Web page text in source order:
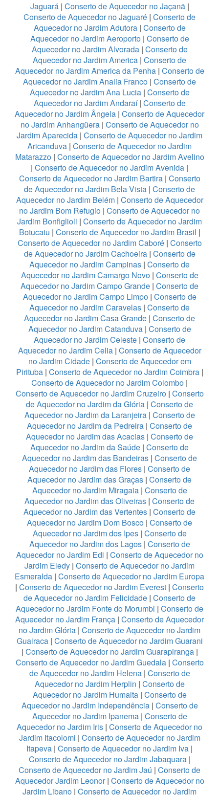
Jaguará| Conserto de Aquecedor no Jaçanã|
Conserto de Aquecedor no Jaguaré | Conserto de
Aquecedor no Jardim Adutora| Conserto de
Aquecedor no Jardim Aeroporto| Conserto de
Aquecedor no Jardim Alvorada| Conserto de
Aquecedor no Jardim America | Conserto de
Aquecedor no Jardim America da Penha| Conserto de
Aquecedor no Jardim Analia Franco | Conserto de
Aquecedor no Jardim Ana Lucia| Conserto de
Aquecedor no Jardim Andaraí| Conserto de
Aquecedor no Jardim Ângela | Conserto de Aquecedor
no Jardim Anhangüera| Conserto de Aquecedor no
Jardim Aparecida | Conserto de Aquecedor no Jardim
Aricanduva | Conserto de Aquecedor no Jardim
Matarazzo| Conserto de Aquecedor no Jardim Avelino
| Conserto de Aquecedor no Jardim Avenida |
Conserto de Aquecedor no Jardim Bartira| Conserto
de Aquecedor no Jardim Bela Vista | Conserto de
Aquecedor no Jardim Belém| Conserto de Aquecedor
no Jardim Bom Refugio | Conserto de Aquecedor no
Jardim Bonfiglioli | Conserto de Aquecedor no Jardim
Botucatu | Conserto de Aquecedor no Jardim Brasil |
Conserto de Aquecedor no Jardim Caboré| Conserto
de Aquecedor no Jardim Cachoeira| Conserto de
Aquecedor no Jardim Campinas | Conserto de
Aquecedor no Jardim Camargo Novo| Conserto de
Aquecedor no Jardim Campo Grande | Conserto de
Aquecedor no Jardim Campo Limpo| Conserto de
Aquecedor no Jardim Caravelas | Conserto de
Aquecedor no Jardim Casa Grande | Conserto de
Aquecedor no Jardim Catanduva| Conserto de
Aquecedor no Jardim Celeste | Conserto de
Aquecedor no Jardim Celia| Conserto de Aquecedor
no Jardim Cidade| Conserto de Aquecedor em
Pirituba| Conserto de Aquecedor no Jardim Coimbra|
Conserto de Aquecedor no Jardim Colombo |
Conserto de Aquecedor no Jardim Cruzeiro| Conserto
de Aquecedor no Jardim da Glória | Conserto de
Aquecedor no Jardim da Laranjeira| Conserto de
Aquecedor no Jardim da Pedreira | Conserto de
Aquecedor no Jardim das Acacias | Conserto de
Aquecedor no Jardim da Saúde | Conserto de
Aquecedor no Jardim das Bandeiras | Conserto de
Aquecedor no Jardim das Flores | Conserto de
Aquecedor no Jardim das Graças | Conserto de
Aquecedor no Jardim Miragaia| Conserto de
Aquecedor no Jardim das Oliveiras | Conserto de
Aquecedor no Jardim das Vertentes | Conserto de
Aquecedor no Jardim Dom Bosco | Conserto de
Aquecedor no Jardim dos Ipes| Conserto de
Aquecedor no Jardim dos Lagos| Conserto de
Aquecedor no Jardim Edi | Conserto de Aquecedor no
Jardim Eledy | Conserto de Aquecedor no Jardim
Esmeralda | Conserto de Aquecedor no Jardim Europa
| Conserto de Aquecedor no Jardim Everest | Conserto
de Aquecedor no Jardim Felicidade | Conserto de
Aquecedor no Jardim Fonte do Morumbi | Conserto de
Aquecedor no Jardim França | Conserto de Aquecedor
no Jardim Glória | Conserto de Aquecedor no Jardim
Guairaca| Conserto de Aquecedor no Jardim Guarani
| Conserto de Aquecedor no Jardim Guarapiranga|
Conserto de Aquecedor no Jardim Guedala| Conserto
de Aquecedor no Jardim Helena| Conserto de
Aquecedor no Jardim Herplin | Conserto de
Aquecedor no Jardim Humaita| Conserto de
Aquecedor no Jardim Independência| Conserto de
Aquecedor no Jardim Ipanema| Conserto de
Aquecedor no Jardim Iris | Conserto de Aquecedor no
Jardim Itacolomi | Conserto de Aquecedor no Jardim
Itapeva | Conserto de Aquecedor no Jardim Iva |
Conserto de Aquecedor no Jardim Jabaquara|
Conserto de Aquecedor no Jardim Jaú | Conserto de
Aquecedor Jardim Leonor| Conserto de Aquecedor no
Jardim Libano | Conserto de Aquecedor no Jardim